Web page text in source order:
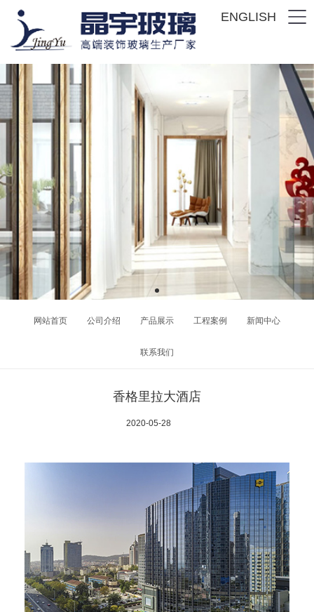
ENGLISH
网站首页 公司介绍 产品展示 工程案例 新闻中心
联系我们
香格里拉大酒店
2020-05-28